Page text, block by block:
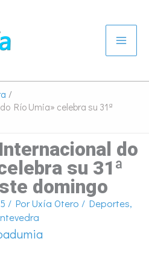
Río Umia» celebra su 31ª
do
su 31ª
domingo
/ PorUxía Otero / Deportes,